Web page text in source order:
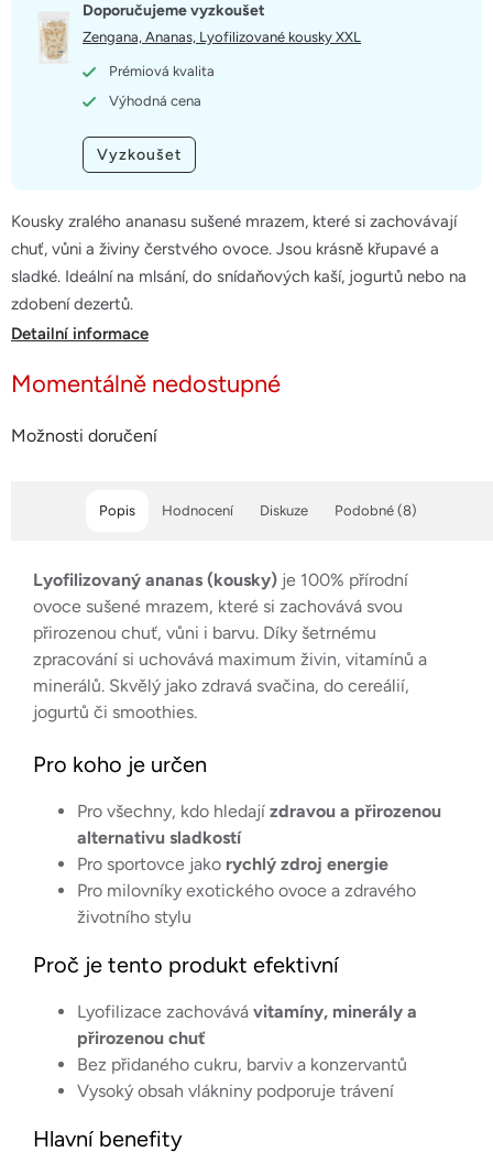
hvězdiček.
Momentálně nedostupné
Možnosti doručení
Kousky zralého ananasu sušené mrazem, které si zachovávají
chuť, vůni a živiny čerstvého ovoce. Jsou krásně křupavé a
sladké. Ideální na mlsání, do snídaňových kaší, jogurtů nebo na
zdobení dezertů.
Doporučujeme vyzkoušet
Zengana, Ananas, Lyofilizované kousky XXL
Prémiová kvalita
Výhodná cena
Vyzkoušet
Detailní informace
Popis Podobné (8)
Hodnocení Diskuze
Lyofilizovaný ananas (kousky) je 100% přírodní
ovoce sušené mrazem, které si zachovává svou
přirozenou chuť, vůni i barvu. Díky šetrnému
zpracování si uchovává maximum živin, vitamínů a
minerálů. Skvělý jako zdravá svačina, do cereálií,
jogurtů či smoothies.
Pro koho je určen
Pro všechny, kdo hledají zdravou a přirozenou
alternativu sladkostí
Pro sportovce jako rychlý zdroj energie
Pro milovníky exotického ovoce a zdravého
životního stylu
Proč je tento produkt efektivní
Lyofilizace zachovává vitamíny, minerály a
přirozenou chuť
Bez přidaného cukru, barviv a konzervantů
Vysoký obsah vlákniny podporuje trávení
Hlavní benefity